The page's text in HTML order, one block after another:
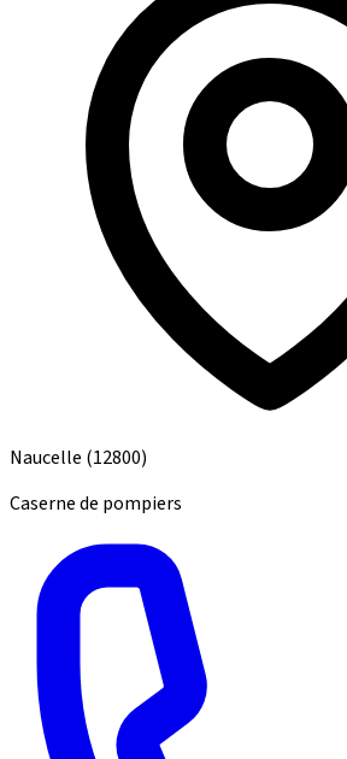
Naucelle (12800)
Caserne de pompiers